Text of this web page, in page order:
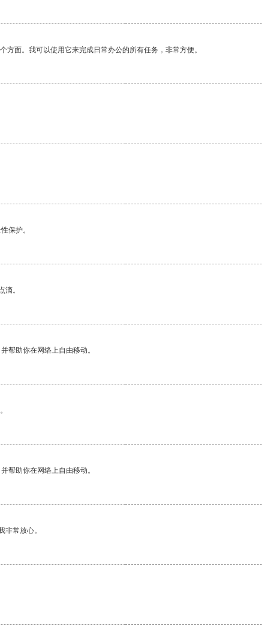
面。我可以使用它来完成日常办公的所有任务，非常方便。
保护。
。
帮助你在网络上自由移动。
帮助你在网络上自由移动。
常放心。